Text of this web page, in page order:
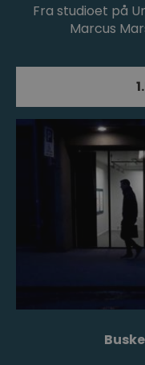
Fra studioet på
Marcus